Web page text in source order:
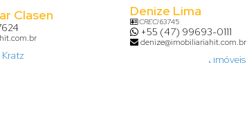
Clasen Denize Lima
CRECI63745
+55 (47) 99693-0111
denize@imobiliariahit.com.br